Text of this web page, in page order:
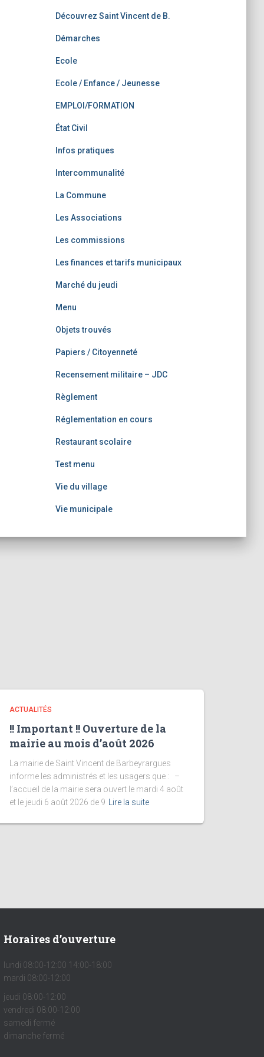
Découvrez Saint Vincent de B.
Démarches
Ecole
Ecole / Enfance / Jeunesse
EMPLOI/FORMATION
État Civil
Infos pratiques
Intercommunalité
La Commune
Les Associations
Les commissions
Les finances et tarifs municipaux
Marché du jeudi
Menu
Objets trouvés
Papiers / Citoyenneté
Recensement militaire – JDC
Règlement
Réglementation en cours
Restaurant scolaire
Test menu
Vie du village
Vie municipale
ACTUALITÉS
!! Important !! Ouverture de la
mairie au mois d’août 2026
La mairie de Saint Vincent de Barbeyrargues
informe les administrés et les usagers que : –
l’accueil de la mairie sera ouvert le mardi 4 août
et le jeudi 6 août 2026 de 9
Lire la suite
Horaires d’ouverture
lundi 08:00-12:00 14:00-18:00
mardi 08:00-12:00
jeudi 08:00-12:00
vendredi 08:00-12:00
samedi fermé
dimanche fermé